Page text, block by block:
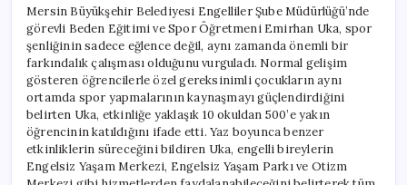
Mersin Büyükşehir Belediyesi Engelliler Şube Müdürlüğü’nde
görevli Beden Eğitimi ve Spor Öğretmeni Emirhan Uka, spor
şenliğinin sadece eğlence değil, aynı zamanda önemli bir
farkındalık çalışması olduğunu vurguladı. Normal gelişim
gösteren öğrencilerle özel gereksinimli çocukların aynı
ortamda spor yapmalarının kaynaşmayı güçlendirdiğini
belirten Uka, etkinliğe yaklaşık 10 okuldan 500’e yakın
öğrencinin katıldığını ifade etti. Yaz boyunca benzer
etkinliklerin süreceğini bildiren Uka, engelli bireylerin
Engelsiz Yaşam Merkezi, Engelsiz Yaşam Parkı ve Otizm